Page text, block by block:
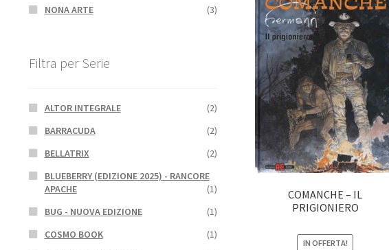
COMANCHE – IL
PRIGIONIERO
IN OFFERTA!
NONA ARTE
(3)
Filtra per Serie
ALTOR INTEGRALE
(2)
BARRACUDA
(2)
BELLATRIX
(2)
BLUEBERRY (EDIZIONE 2025) - RANCORE
APACHE
(1)
BUG - NUOVA EDIZIONE
(1)
COSMO BOOK
(1)